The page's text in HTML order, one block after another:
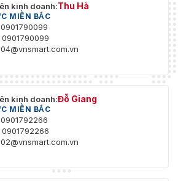
kinh doanh:Thu Hà
MIỀN BẮC
0901790099
kinh doanh:Đỗ Giang
MIỀN BẮC
0901792266